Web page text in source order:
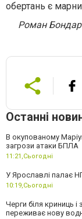
обертань є
Роман
Останні
В окупованому
загрози атаки БПЛА
11:21,Сьогодні
У Ярославлі палає
10:19,Сьогодні
Черги біля криниць і
переживає нову